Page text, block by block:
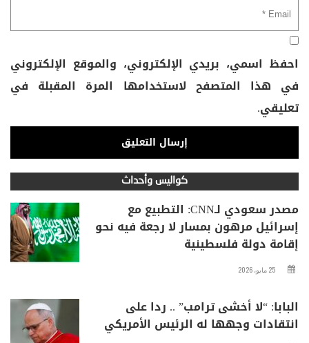
احفظ اسمي، بريدي الإلكتروني، والموقع الإلكتروني
في هذا المتصفح لاستخدامها المرة المقبلة في
تعليقي.
كواليس وأحداث
مصدر سعودي لـCNN: التطبيع مع
إسرائيل مرهون بمسار لا رجعة فيه نحو
إقامة دولة فلسطينية
25 مايو، 2026
البابا: “لا أخشى ترامب” .. ردا على
انتقادات وجهها له الرئيس الأمريكي